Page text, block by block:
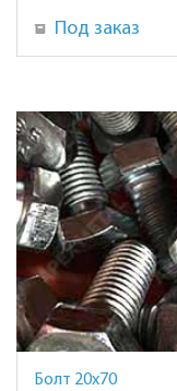
Под заказ
Болт 20х70